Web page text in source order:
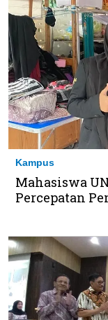
Kampus
Mahasiswa
Percepatan